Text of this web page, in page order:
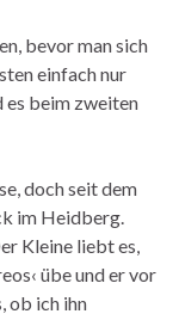
bevor man sich
einfach nur
es beim zweiten
doch seit dem
im Heidberg.
Kleine liebt es,
übe und er vor
ob ich ihn